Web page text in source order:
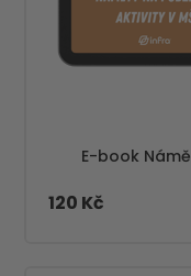
E-book
120 Kč